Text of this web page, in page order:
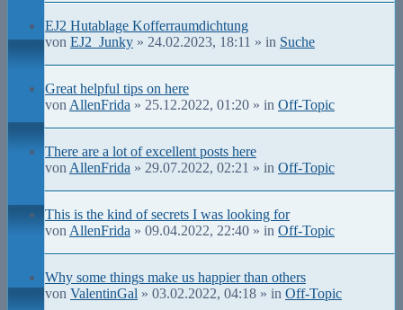
EJ2 Hutablage Kofferraumdichtung
von EJ2_Junky » 24.02.2023, 18:11 » in Suche
Great helpful tips on here
von AllenFrida » 25.12.2022, 01:20 » in Off-Topic
There are a lot of excellent posts here
von AllenFrida » 29.07.2022, 02:21 » in Off-Topic
This is the kind of secrets I was looking for
von AllenFrida » 09.04.2022, 22:40 » in Off-Topic
Why some things make us happier than others
von ValentinGal » 03.02.2022, 04:18 » in Off-Topic